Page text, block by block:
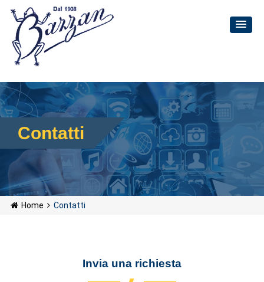
Contatti
Home Contatti
Invia una richiesta